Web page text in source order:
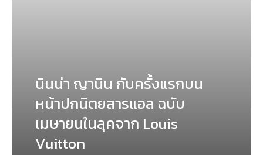
นินน่า ญานิน กับครั้งแรกบน
หน้าปกนิตยสารแอล ฉบับ
เมษายนในลุคจาก Louis
Vuitton